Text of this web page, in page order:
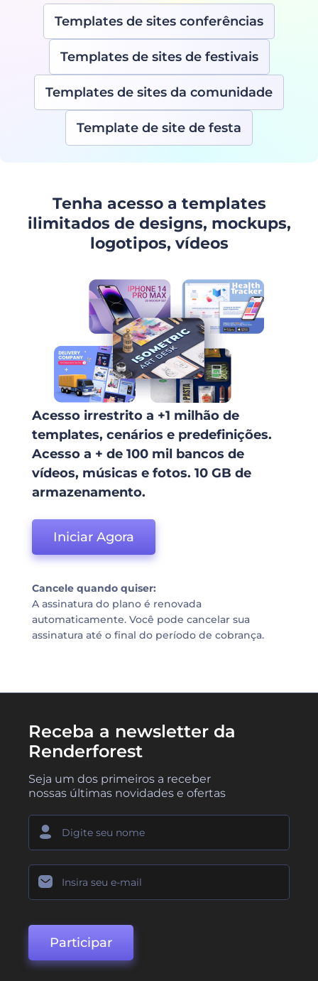
Templates de sites conferências
Templates de sites de festivais
Templates de sites da comunidade
Template de site de festa
Tenha acesso a templates
ilimitados de designs, mockups,
logotipos, vídeos
Acesso irrestrito a +1 milhão de
templates, cenários e predefinições.
Acesso a + de 100 mil bancos de
vídeos, músicas e fotos. 10 GB de
armazenamento.
Iniciar Agora
Cancele quando quiser:
A assinatura do plano é renovada
automaticamente. Você pode cancelar sua
assinatura até o final do período de cobrança.
Receba a newsletter da
Renderforest
Seja um dos primeiros a receber
nossas últimas novidades e ofertas
Participar